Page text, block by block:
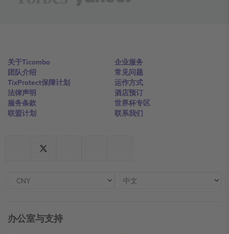
关于Ticombo
团队介绍
TixProtect保障计划
法律声明
服务条款
联盟计划
企业服务
常见问题
运作方式
酒店预订
世界杯专区
联系我们
办公室与支持